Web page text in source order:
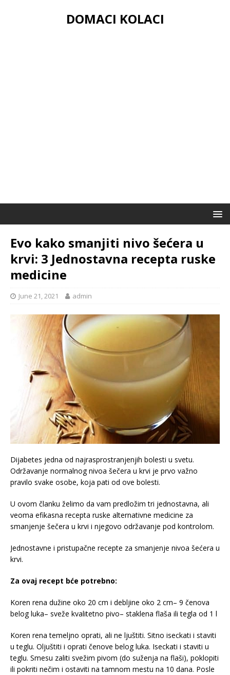
DOMACI KOLACI
Evo kako smanjiti nivo šećera u
krvi: 3 Jednostavna recepta ruske
medicine
June 21, 2021 admin
Dijabetes jedna od najrasprostranjenjih bolesti u svetu.
Održavanje normalnog nivoa šečera u krvi je prvo važno
pravilo svake osobe, koja pati od ove bolesti.
U ovom članku želimo da vam predložim tri jednostavna, ali
veoma efikasna recepta ruske alternativne medicine za
smanjenje šečera u krvi i njegovo održavanje pod kontrolom.
Jednostavne i pristupačne recepte za smanjenje nivoa šećera u
krvi.
Za ovaj recept bće potrebno:
Koren rena dužine oko 20 cm i debljine oko 2 cm– 9 čenova
belog luka– sveže kvalitetno pivo– staklena flaša ili tegla od 1 l
Koren rena temeljno oprati, ali ne ljuštiti. Sitno iseckati i staviti
u teglu. Oljuštiti i oprati čenove belog luka. Iseckati i staviti u
teglu. Smesu zaliti svežim pivom (do suženja na flaši), poklopiti
ili pokriti nečim i ostaviti na tamnom mestu na 10 dana. Posle